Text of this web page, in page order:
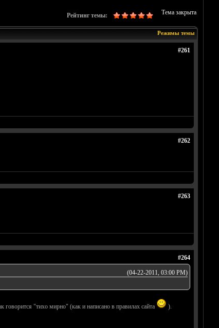
Тема закрыта
Рейтинг темы:
Режимы темы
#261
#262
#263
#264
(04-22-2011, 03:00 PM)
"тихо мирно" (как и написано в правилах сайта
).